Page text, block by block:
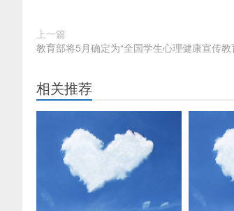
上一篇
教育部将5月确定为“全国学生心理健康宣传教
相关推荐